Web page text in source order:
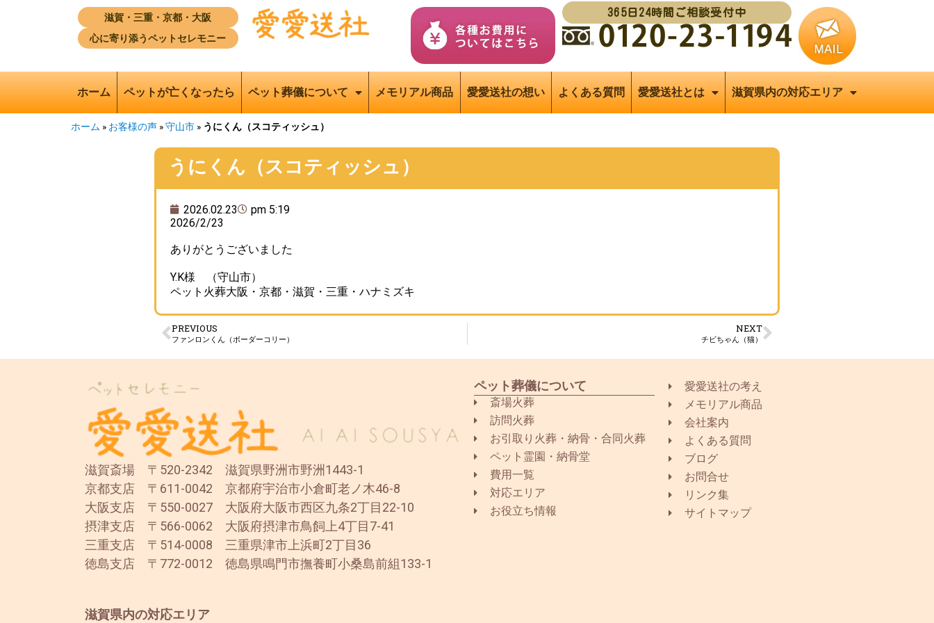
滋賀・三重・京都・大阪
心に寄り添うペットセレモニー
365日24時間ご相談受付中
ホーム ペットが亡くなったら ペット葬儀について メモリアル商品 愛愛送社の想い よくある質問 愛愛送社とは 滋賀県内の対応エリア
ホーム » お客様の声 »守山市 » うにくん（スコティッシュ）
うにくん（スコティッシュ）
2026.02.23
pm 5:19
2026/2/23
ありがとうございました
Y.K様 （守山市）
ペット火葬大阪・京都・滋賀・三重・ハナミズキ
PREVIOUS
ファンロンくん（ボーダーコリー）
NEXT
チビちゃん（猫）
滋賀斎場 〒520-2342 滋賀県野洲市野洲1443-1
京都支店 〒611-0042 京都府宇治市小倉町老ノ木46-8
大阪支店 〒550-0027 大阪府大阪市西区九条2丁目22-10
摂津支店 〒566-0062 大阪府摂津市鳥飼上4丁目7-41
三重支店 〒514-0008 三重県津市上浜町2丁目36
徳島支店 〒772-0012 徳島県鳴門市撫養町小桑島前組133-1
ペット葬儀について
斎場火葬
訪問火葬
お引取り火葬・納骨・合同火葬
ペット霊園・納骨堂
費用一覧
対応エリア
お役立ち情報
愛愛送社の考え
メモリアル商品
会社案内
よくある質問
ブログ
お問合せ
リンク集
サイトマップ
滋賀県内の対応エリア